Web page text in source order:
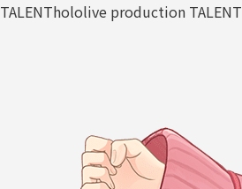
TALENThololive production TALENT